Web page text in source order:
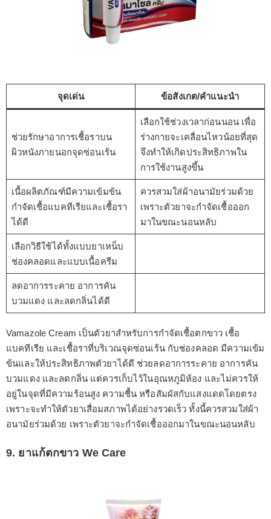
จุดเด่น ข้อสังเกต/คำแนะนำ
ช่วยรักษาอาการเชื้อราบน
ผิวหนังภายนอกจุดซ่อนเร้น
เลือกใช้ช่วงเวลาก่อนนอน เพื่อ
ร่างกายจะเคลื่อนไหวน้อยที่สุด
จึงทำให้เกิดประสิทธิภาพใน
การใช้งานสูงขึ้น
เนื้อผลิตภัณฑ์มีความเข้มข้น
กำจัดเชื้อแบคทีเรียและเชื้อรา
ได้ดี
ควรสวมใส่ผ้าอนามัยร่วมด้วย
เพราะตัวยาจะกำจัดเชื้อออก
มาในขณะนอนหลับ
เลือกวิธีใช้ได้ทั้งแบบยาเหน็บ
ช่องคลอดและแบบเนื้อครีม
ลดอาการระคาย อาการคัน
บวมแดง และลดกลิ่นได้ดี
Vamazole Cream เป็นตัวยาสำหรับการกำจัดเชื้อตกขาว เชื้อ
แบคทีเรีย และเชื้อราที่บริเวณจุดซ่อนเร้น กับช่องคลอด มีความเข้ม
ข้นและให้ประสิทธิภาพตัวยาได้ดี ช่วยลดอาการระคาย อาการคัน
บวมแดง และลดกลิ่น แต่ควรเก็บไว้ในอุณหภูมิห้อง และไม่ควรให้
อยู่ในจุดที่มีความร้อนสูง ความชื้น หรือสัมผัสกับแสงแดดโดยตรง
เพราะจะทำให้ตัวยาเสื่อมสภาพได้อย่างรวดเร็ว ทั้งนี้ควรสวมใส่ผ้า
อนามัยร่วมด้วย เพราะตัวยาจะกำจัดเชื้อออกมาในขณะนอนหลับ
9. ยาแก้ตกขาว We Care